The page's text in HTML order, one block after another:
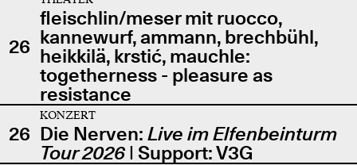
26
fleischlin/meser mit ruocco,
kannewurf, ammann, brechbühl,
heikkilä, krstić, mauchle:
togetherness - pleasure as
resistance
26
KONZERT
Die Nerven: Live im Elfenbeinturm
Tour 2026| Support: V3G